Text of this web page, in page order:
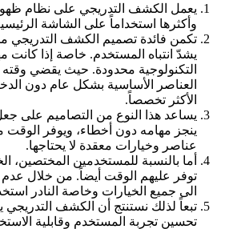
يعمل الكشف التدريجي على نظام
وأكثرها استخداماً على الشاشة
تكمن فائدة تصميم الكشف التدريجي
يشدّ انتباه المستخدم. خاصة إذا كانت
التكنولوجية محدودة. حيث يقضي
العناصر الأساسية بشكل عام دون
الأكثر تخصصاً.
يساعد هذا النوع من التصاميم على
ينجز مهامه دون أخطاء، ويوفر الوقت
عناصر وخيارات معقدة لا يحتاجها.
أما بالنسبة للمستخدمين المختصين،
توفر عليهم الوقت أيضاً. من خلال عدم
الى جميع الخيارات وخاصة النادر
تبعاً لذلك نستنتج أن الكشف
تحسين تجربة المستخدم وقابلية